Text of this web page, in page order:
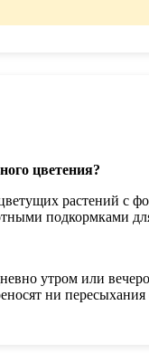
цветения?
растений с
подкормками
утром или
ни